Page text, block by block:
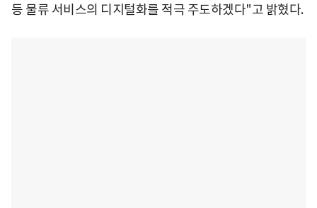
등 물류 서비스의 디지털화를 적극 주도하겠다"고 밝혔다.